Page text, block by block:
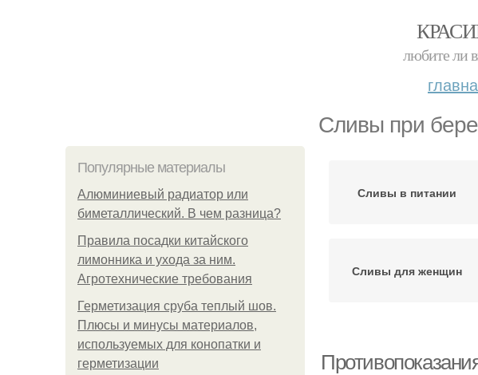
любите ли
Сливы при
Популярные материалы
Алюминиевый радиатор или
биметаллический. В чем разница?
Правила посадки китайского
лимонника и ухода за ним.
Агротехнические требования
Герметизация сруба теплый шов.
Плюсы и минусы материалов,
используемых для конопатки и
герметизации
Сливы в питании
Сливы для женщин